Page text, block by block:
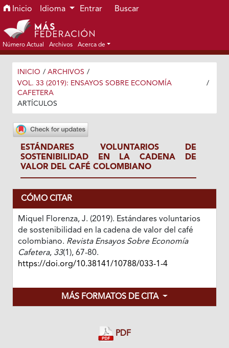
Ir al menú de navegación principal
Ir al contenido principal
Ir al pie de página del sitio
Inicio Idioma Entrar Buscar
Número Actual Archivos Acerca de
INICIO / ARCHIVOS /
VOL. 33 (2019): ENSAYOS SOBRE ECONOMÍA
CAFETERA
/
ARTÍCULOS
ESTÁNDARES VOLUNTARIOS DE
SOSTENIBILIDAD EN LA CADENA DE
VALOR DEL CAFÉ COLOMBIANO
CÓMO CITAR
Miquel Florenza, J. (2019). Estándares voluntarios
de sostenibilidad en la cadena de valor del café
colombiano. Revista Ensayos Sobre Economía
Cafetera, 33(1), 67-80.
https://doi.org/10.38141/10788/033-1-4
MÁS FORMATOS DE CITA
PDF